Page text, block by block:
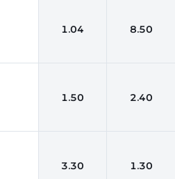
1.04 8.50
1.50 2.40
3.30 1.30